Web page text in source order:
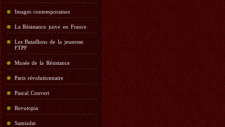
Images contemporaines
La Résistance juive en France
Les Bataillons de la jeunesse
FTPF
Musée de la Résistance
Paris révolutionnaire
Pascal Convert
Revutopia
Samizdat